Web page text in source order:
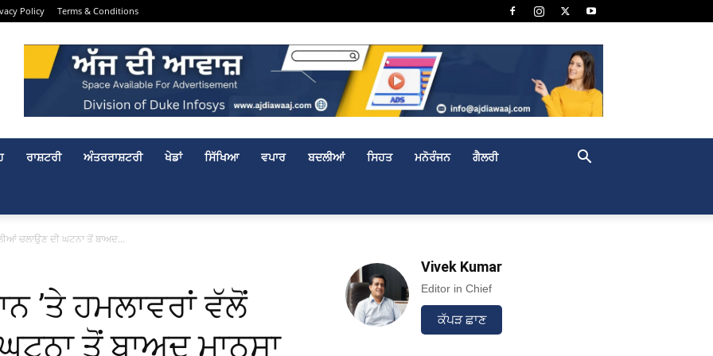
Policy Terms & Conditions
ਰਾਸ਼ਟਰੀ ਅੰਤਰਰਾਸ਼ਟਰੀ ਖੇਡਾਂ ਸਿੱਖਿਆ ਵਪਾਰ ਬਦਲੀਆਂ ਸਿਹਤ ਮਨੋਰੰਜਨ ਗੈਲਰੀ
ਚਲਾਉਣ ਦੀ ਘਟਨਾ ਤੋਂ ਬਾਅਦ...
’ਤੇ ਹਮਲਾਵਰਾਂ ਵੱਲੋਂ
ਤੋਂ ਬਾਅਦ ਮਾਨਸਾ
Vivek Kumar
Editor in Chief
ਕੱਪੜ ਛਾਣ